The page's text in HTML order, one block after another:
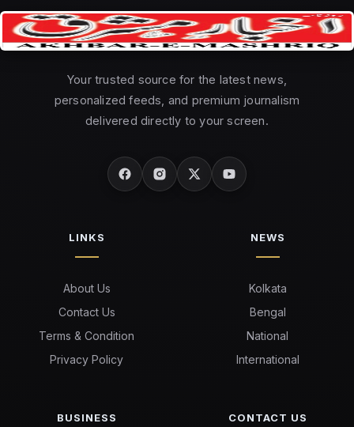
Your trusted source for the latest news,
personalized feeds, and premium journalism
delivered directly to your screen.
LINKS
About Us
Contact Us
Terms & Condition
Privacy Policy
NEWS
Kolkata
Bengal
National
International
BUSINESS CONTACT US